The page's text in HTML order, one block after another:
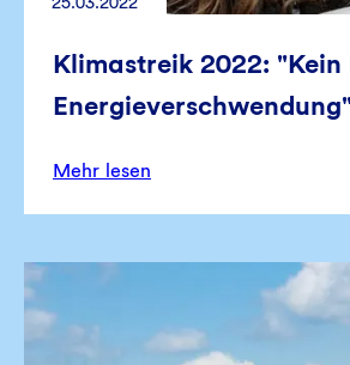
Klimastreik 2022: "Kein
Mehr lesen